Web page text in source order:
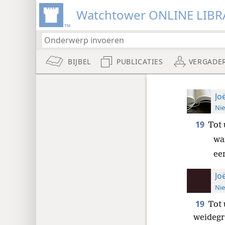
Watchtower ONLINE
BIJBEL PUBLICATIES
19 Tot
19 Tot